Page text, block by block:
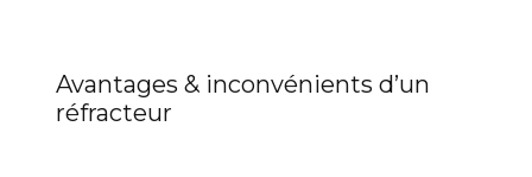
Avantages & inconvénients d’un
réfracteur